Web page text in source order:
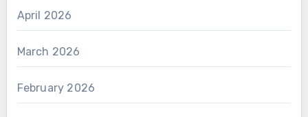
April 2026
March 2026
February 2026